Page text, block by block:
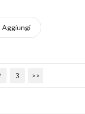
Aggiungi
3 >>